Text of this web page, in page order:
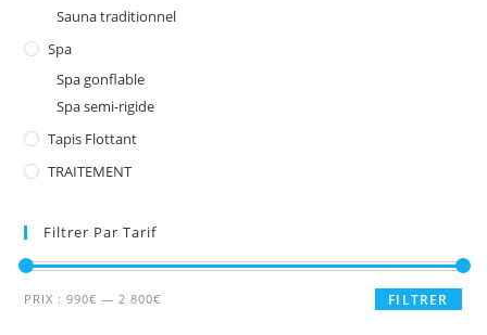
Sauna traditionnel
Spa
Spa gonflable
Spa semi-rigide
Tapis Flottant
TRAITEMENT
Filtrer Par Tarif
Prix
Prix
FILTRER
PRIX :990€ — 2 800€